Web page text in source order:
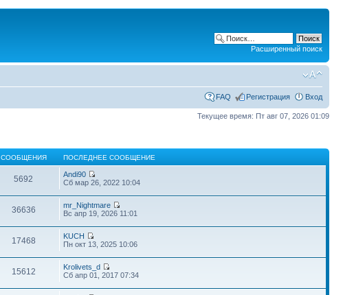
Расширенный поиск
FAQ Регистрация Вход
Текущее время: Пт авг 07, 2026 01:09
СООБЩЕНИЯ ПОСЛЕДНЕЕ СООБЩЕНИЕ
5692
Andi90
Сб мар 26, 2022 10:04
36636
mr_Nightmare
Вс апр 19, 2026 11:01
17468
KUCH
Пн окт 13, 2025 10:06
15612
Krolivets_d
Сб апр 01, 2017 07:34